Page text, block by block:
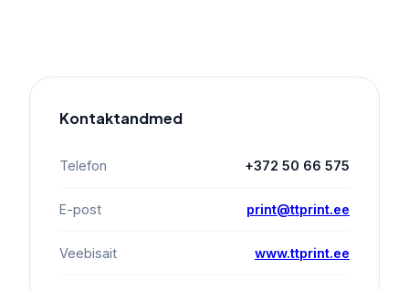
Kontaktandmed
Telefon +372 50 66 575
E-post print@ttprint.ee
Veebisait www.ttprint.ee